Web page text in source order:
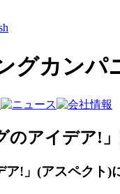
グカンパ
のアイデア!
ア!」(アスペクト)